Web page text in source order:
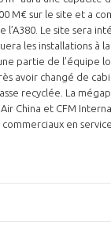
M€ sur le site et a
Le site sera
les installations à
partie de l’équipe
avoir changé de
recyclée. La
China et CFM
en
et assurez la
Avez-